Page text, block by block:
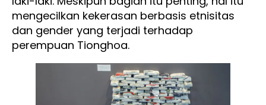
mengecilkan kekerasan berbasis etnisitas
dan gender yang terjadi terhadap
perempuan Tionghoa.